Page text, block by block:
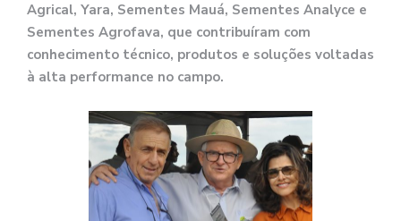
Agrical, Yara, Sementes Mauá, Sementes Analyce e
Sementes Agrofava, que contribuíram com
conhecimento técnico, produtos e soluções voltadas
à alta performance no campo.